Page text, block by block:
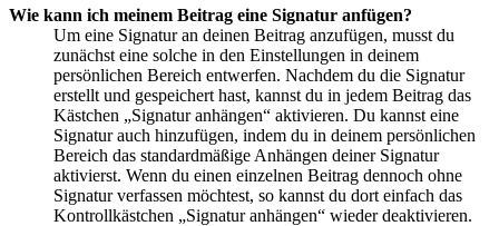
Wie kann ich meinem Beitrag eine Signatur anfügen?
Um eine Signatur an deinen Beitrag anzufügen, musst du
zunächst eine solche in den Einstellungen in deinem
persönlichen Bereich entwerfen. Nachdem du die Signatur
erstellt und gespeichert hast, kannst du in jedem Beitrag das
Kästchen „Signatur anhängen“ aktivieren. Du kannst eine
Signatur auch hinzufügen, indem du in deinem persönlichen
Bereich das standardmäßige Anhängen deiner Signatur
aktivierst. Wenn du einen einzelnen Beitrag dennoch ohne
Signatur verfassen möchtest, so kannst du dort einfach das
Kontrollkästchen „Signatur anhängen“ wieder deaktivieren.